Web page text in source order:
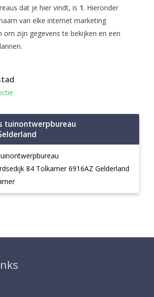
dat je hier vindt, is 1. Hieronder
van elke internet marketing
om zijn gegevens te bekijken en een
tuinontwerpbureau
84 Tolkamer 6916AZ Gelderland